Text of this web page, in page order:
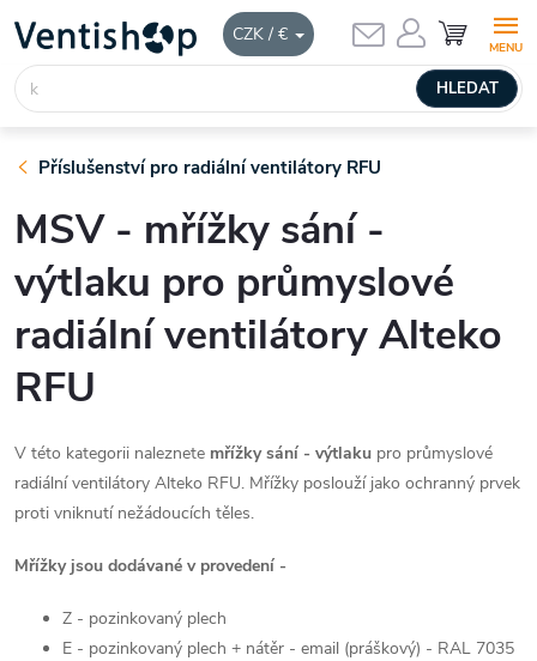
CZK / €
obsah
HLEDAT
NÁKUPNÍ
KOŠÍK
Příslušenství pro radiální ventilátory RFU
MSV - mřížky sání -
výtlaku pro průmyslové
radiální ventilátory Alteko
RFU
V této kategorii naleznete mřížky sání - výtlaku pro průmyslové
radiální ventilátory Alteko RFU. Mřížky poslouží jako ochranný prvek
proti vniknutí nežádoucích těles.
Mřížky jsou dodávané v provedení -
Z - pozinkovaný plech
E - pozinkovaný plech + nátěr - email (práškový) - RAL 7035